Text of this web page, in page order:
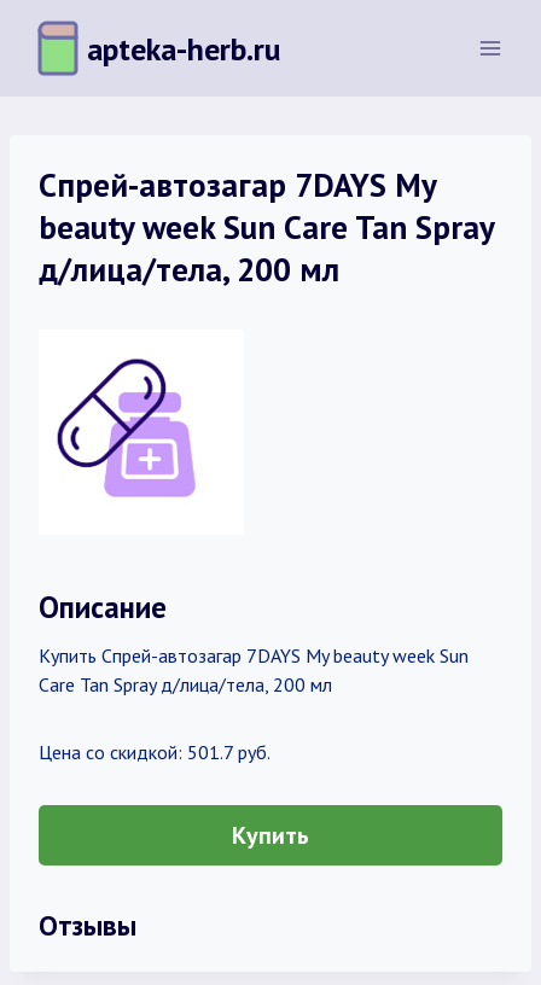
Перейти
содержимому
apteka-herb.ru
Спрей-автозагар 7DAYS My
beauty week Sun Care Tan Spray
д/лица/тела, 200 мл
Описание
Купить Спрей-автозагар 7DAYS My beauty week Sun
Care Tan Spray д/лица/тела, 200 мл
Цена со скидкой: 501.7 руб.
Купить
Отзывы